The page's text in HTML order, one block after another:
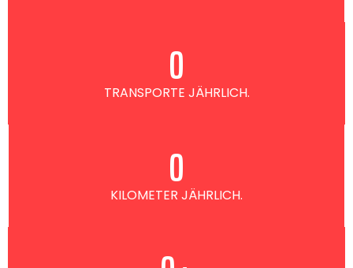
TRANSPORTE JÄHRLICH.
0
KILOMETER JÄHRLICH.
0